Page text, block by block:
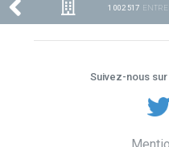
1 002 517
Suivez-nous